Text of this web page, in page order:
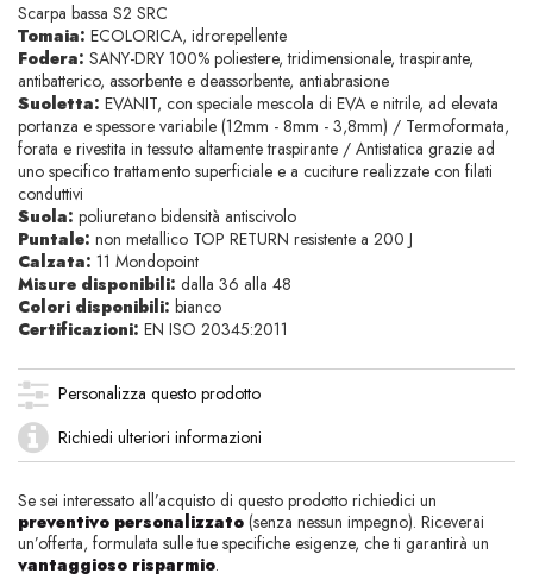
Scarpa bassa S2 SRC
Tomaia: ECOLORICA, idrorepellente
Fodera: SANY-DRY 100% poliestere, tridimensionale, traspirante,
antibatterico, assorbente e deassorbente, antiabrasione
Suoletta: EVANIT, con speciale mescola di EVA e nitrile, ad elevata
portanza e spessore variabile (12mm - 8mm - 3,8mm) / Termoformata,
forata e rivestita in tessuto altamente traspirante / Antistatica grazie ad
uno specifico trattamento superficiale e a cuciture realizzate con filati
conduttivi
Suola: poliuretano bidensità antiscivolo
Puntale: non metallico TOP RETURN resistente a 200 J
Calzata: 11 Mondopoint
Misure disponibili: dalla 36 alla 48
Colori disponibili: bianco
Certificazioni: EN ISO 20345:2011
Personalizza questo prodotto
Richiedi ulteriori informazioni
Se sei interessato all’acquisto di questo prodotto richiedici un
preventivo personalizzato (senza nessun impegno). Riceverai
un’offerta, formulata sulle tue specifiche esigenze, che ti garantirà un
vantaggioso risparmio.